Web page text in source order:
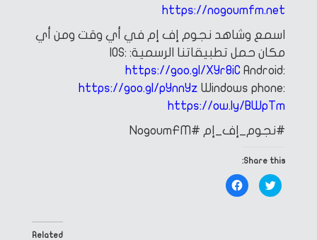
https://nogoumfm.net
اسمع وشاهد نجوم إف إم في أي وقت ومن أي
مكان حمل تطبيقاتنا الرسمية:
https://goo.gl/XYr8iC Android:
https://goo.gl/pYnnYz Windows phone:
https://ow.ly/BWpTm
#نجوم_إف_إم #NogoumFM
Share this:
Click
to
share
Click
to
Related